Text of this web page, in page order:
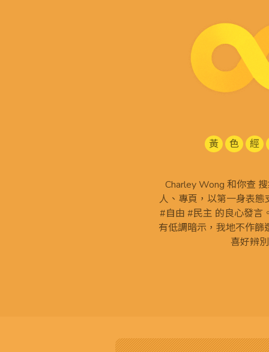
黃 色 經
Charley Wong 和你查
人、專頁，以第一身表
#自由 #民主 的良心發言
有低調暗示，我地不作篩
喜好辨